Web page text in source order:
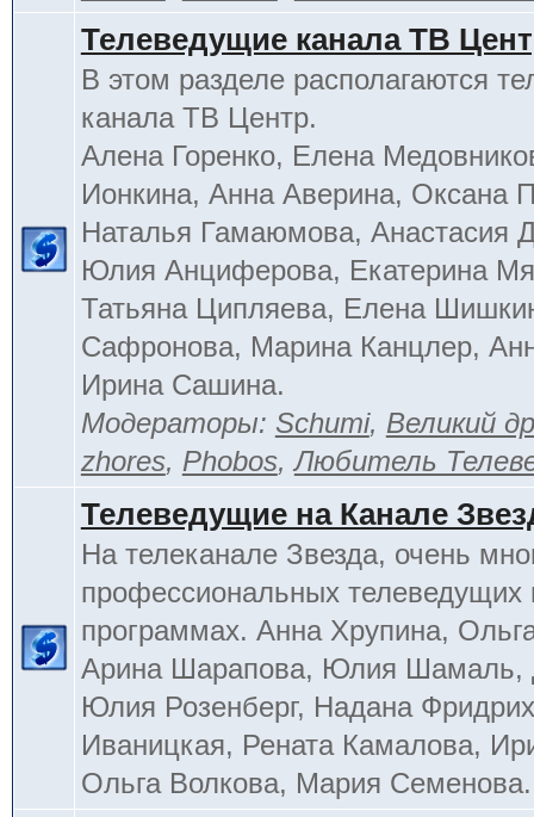
Телеведущие канала ТВ
В этом разделе располагаются
канала ТВ Центр.
Алена Горенко, Елена
Ионкина, Анна Аверина, Оксана
Наталья Гамаюмова, Анастасия
Юлия Анциферова, Екатерина
Татьяна Ципляева, Елена
Сафронова, Марина Канцлер,
Ирина Сашина.
Модераторы: Schumi, Великий
zhores, Phobos,Любитель
Телеведущие на Канале
На телеканале Звезда, очень
профессиональных телеведущих
программах. Анна Хрупина,
Арина Шарапова, Юлия Шамаль,
Юлия Розенберг, Надана
Иваницкая, Рената Камалова,
Ольга Волкова, Мария Семенова.